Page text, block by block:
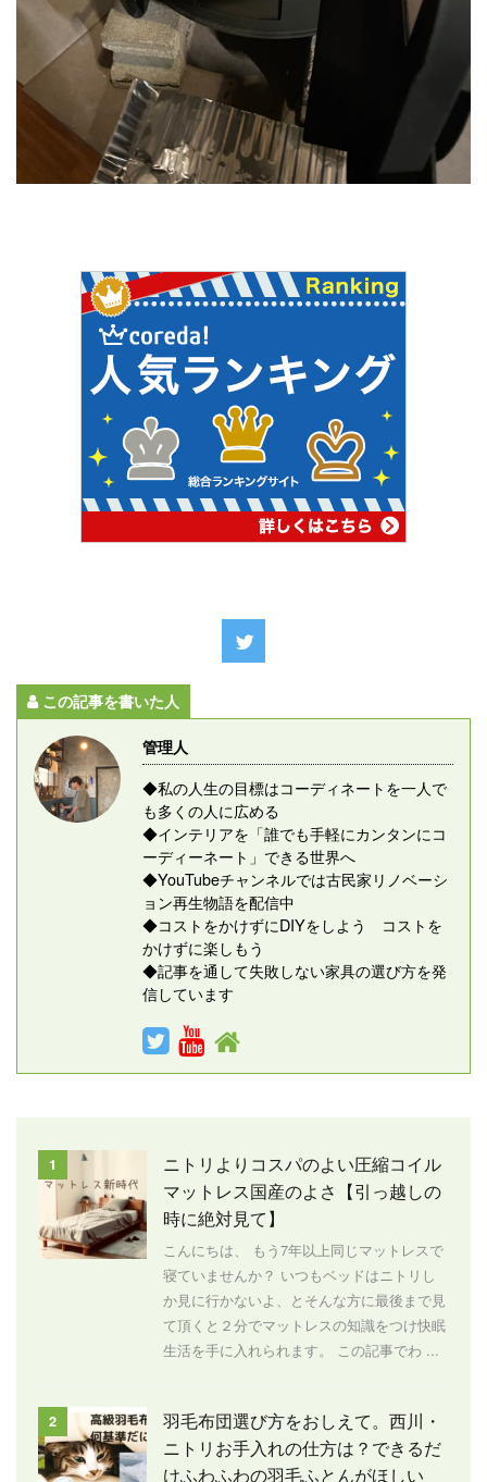
この記事を書いた人
管理人
◆私の人生の目標はコーディネートを一人で
も多くの人に広める
◆インテリアを「誰でも手軽にカンタンにコ
ーディーネート」できる世界へ
◆YouTubeチャンネルでは古民家リノベーシ
ョン再生物語を配信中
◆コストをかけずにDIYをしよう コストを
かけずに楽しもう
◆記事を通して失敗しない家具の選び方を発
信しています
1
ニトリよりコスパのよい圧縮コイル
マットレス国産のよさ【引っ越しの
時に絶対見て】
こんにちは、 もう7年以上同じマットレスで
寝ていませんか？ いつもベッドはニトリし
か見に行かないよ、とそんな方に最後まで見
て頂くと２分でマットレスの知識をつけ快眠
生活を手に入れられます。 この記事でわ ...
2
羽毛布団選び方をおしえて。西川・
ニトリお手入れの仕方は？できるだ
けふわふわの羽毛ふとんがほしい